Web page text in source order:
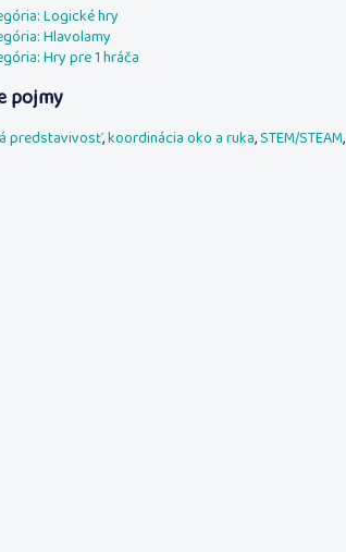
Logické hry
Hlavolamy
Hry pre 1 hráča
pojmy
predstavivosť,koordinácia oko a ruka,STEM/STEAM,